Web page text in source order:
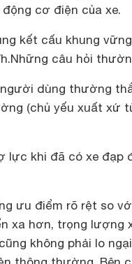
cơ điện của xe.
kết cấu khung
Những câu hỏi
dùng thường
(chủ yếu xuất xứ
lực khi đã có xe đạp
ưu điểm rõ rệt so
xa hơn, trọng lượng
không phải lo